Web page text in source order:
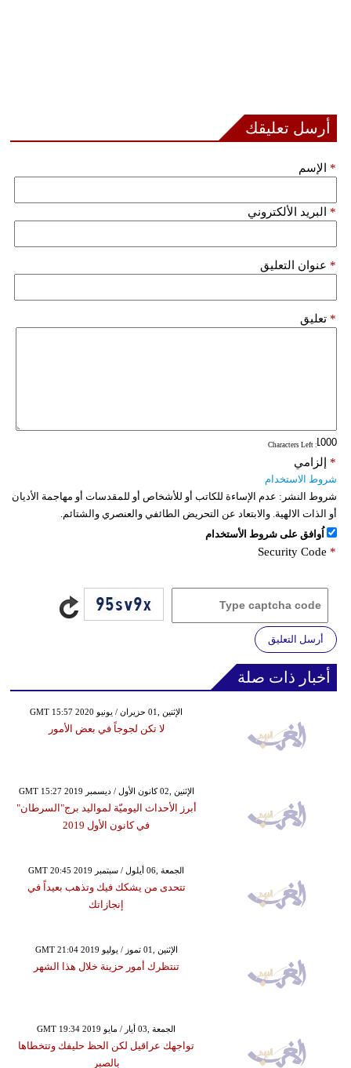
أرسل تعليقك
الإسم *
البريد الألكتروني *
عنوان التعليق *
تعليق *
: Characters Left
إلزامي *
شروط الاستخدام
شروط النشر: عدم الإساءة للكاتب أو للأشخاص أو للمقدسات أو مهاجمة الأديان
أو الذات الالهية. والابتعاد عن التحريض الطائفي والعنصري والشتائم.
اُوافق على شروط الأستخدام
Security Code *
أرسل التعليق
أخبار ذات صلة
GMT 15:57 2020 الإثنين ,01 حزيران / يونيو
لا تكن لجوجاً في بعض الأمور
GMT 15:27 2019 الإثنين ,02 كانون الأول / ديسمبر
أبرز الأحداث اليوميّة لمواليد برج"السرطان"
في كانون الأول 2019
GMT 20:45 2019 الجمعة ,06 أيلول / سبتمبر
تتحدى من يشكك فيك وتذهب بعيداً في
إنجازاتك
GMT 21:04 2019 الإثنين ,01 تموز / يوليو
تنتظرك أمور حزينة خلال هذا الشهر
GMT 19:34 2019 الجمعة ,03 أيار / مايو
تواجهك عراقيل لكن الحظ حليفك وتتخطاها
بالصبر